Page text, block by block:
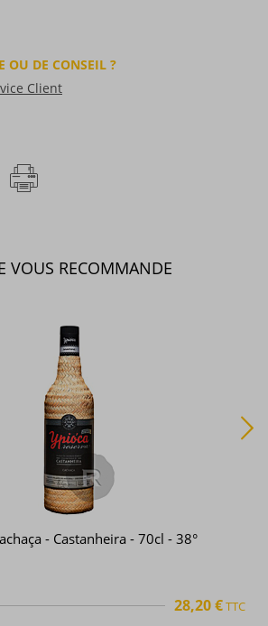
OU DE CONSEIL ?
Client
VOUS RECOMMANDE
- Castanheira - 70cl - 38°
28,20 €TTC